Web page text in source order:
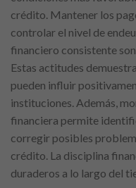
crédito. Mantener los
controlar el nivel de
financiero consistente
Estas actitudes
pueden influir
instituciones. Además,
financiera permite
corregir posibles
crédito. La disciplina
duraderos a lo largo del